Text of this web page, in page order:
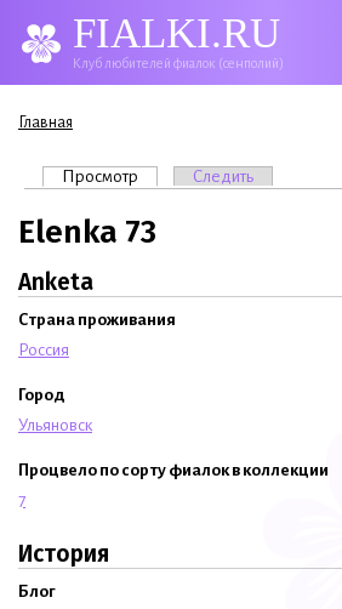
FIALKI.RU
Клуб любителей фиалок (сенполий)
Вы здесь
Главная
Главные вкладки
Просмотр (активная вкладка)
Следить
Elenka 73
Anketa
Страна проживания
Россия
Город
Ульяновск
Процвело по сорту фиалок в коллекции
7
История
Блог